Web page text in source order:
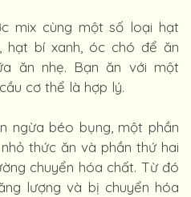
mix cùng một số loại hạt
hạt bí xanh, óc chó để ăn
ăn nhẹ. Bạn ăn với một
cơ thể là hợp lý.
ngừa béo bụng, một phần
thức ăn và phần thứ hai
chuyển hóa chất. Từ đó
lượng và bị chuyển hóa